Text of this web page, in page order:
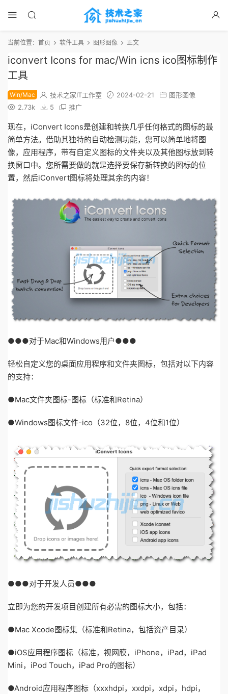
当前位置： 首页 软件工具 图形图像 正文
iconvert Icons for mac/Win icns ico图标制作
工具
Win/Mac 技术之家IT工作室 2024-02-21
图形图像
2.73k
5 推广
现在，iConvert Icons是创建和转换几乎任何格式的图标的最
简单方法。借助其独特的自动检测功能，您可以简单地将图
像，应用程序，带有自定义图标的文件夹以及其他图标放到转
换窗口中。您所需要做的就是选择要保存新转换的图标的位
置，然后iConvert图标将处理其余的内容！
●●●对于Mac和Windows用户●●●
轻松自定义您的桌面应用程序和文件夹图标，包括对以下内容
的支持：
●Mac文件夹图标-图标（标准和Retina）
●Windows图标文件-ico（32位，8位，4位和1位）
●●●对于开发人员●●●
立即为您的开发项目创建所有必需的图标大小，包括：
●Mac Xcode图标集（标准和Retina，包括资产目录）
●iOS应用程序图标（标准，视网膜，iPhone，iPad，iPad
Mini，iPod Touch，iPad Pro的图标）
●Android应用程序图标（xxxhdpi，xxdpi，xdpi，hdpi，